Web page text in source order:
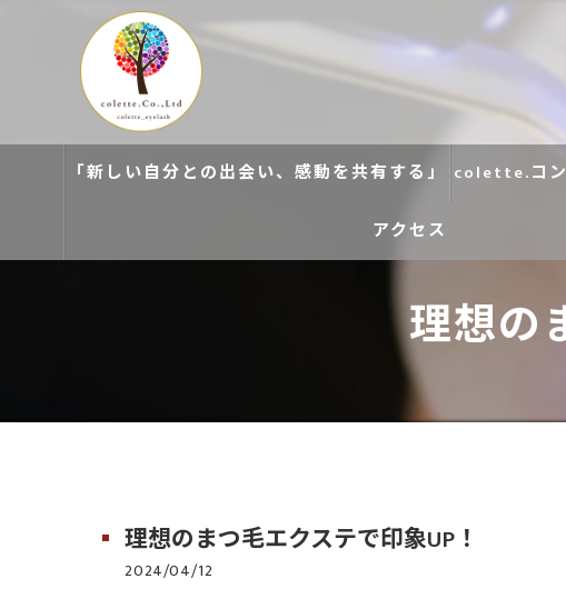
「新しい自分との出会い、感動を共有する」 colette.コ
アクセス
理想の
理想のまつ毛エクステで印象UP！
2024/04/12